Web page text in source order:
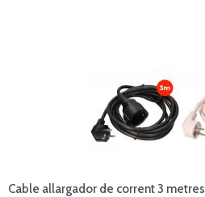
Cable allargador de corrent 3 metres